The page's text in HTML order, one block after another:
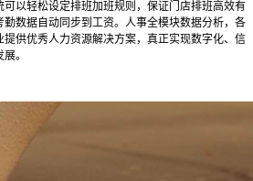
以轻松设定排班加班规则，保证门店排班高效有
数据自动同步到工资。人事全模块数据分析，各
供优秀人力资源解决方案，真正实现数字化、信
。